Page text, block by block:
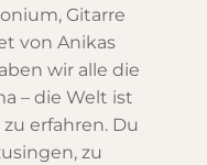
Gitarre
von Anikas
wir alle die
– die Welt ist
erfahren. Du
zu